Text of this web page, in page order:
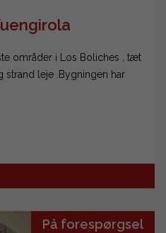
områder i Los Boliches , tæt
strand leje .Bygningen har
På forespørgsel